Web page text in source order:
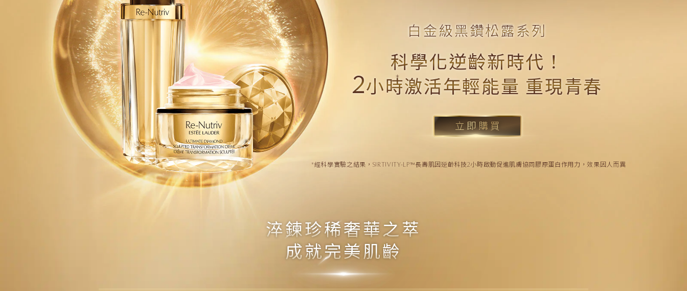
白金級黑鑽松露系列
科學化逆齡新時代！
2小時激活年輕能量 重現青春
*
*經科學實驗之結果，SIRTIVITY-LP™長壽肌因逆齡科技2小時啟動促進肌膚協同膠原蛋白作用力，效果因人而異
立即購買
淬鍊珍稀奢華之萃
成就完美肌齡